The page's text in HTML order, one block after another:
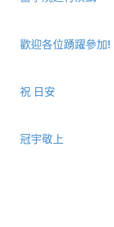
歡迎各位踴躍參加!
祝 日安
冠宇敬上